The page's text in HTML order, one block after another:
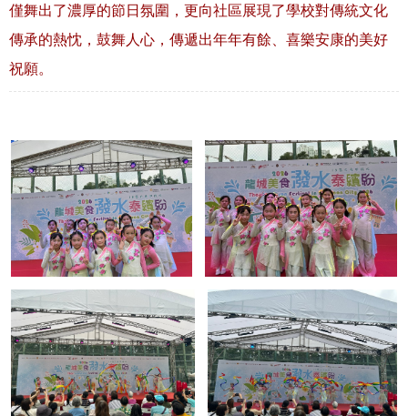
僅舞出了濃厚的節日氛圍，更向社區展現了學校對傳統文化
傳承的熱忱，鼓舞人心，傳遞出年年有餘、喜樂安康的美好
祝願。